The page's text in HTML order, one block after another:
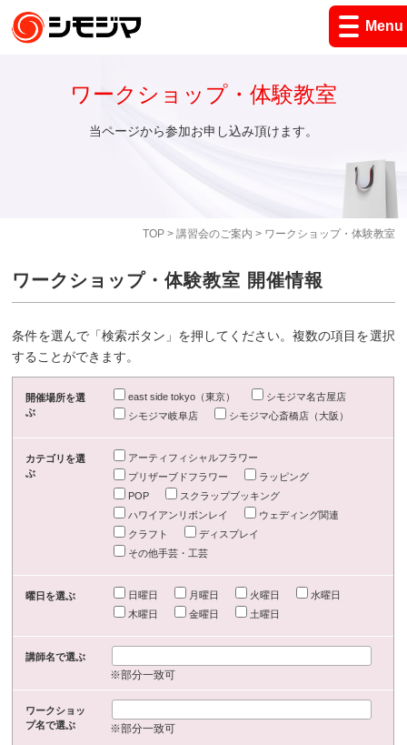
Menu
TOP> 講習会のご案内 > ワークショップ・体験教室
ワークショップ・体験教室
当ページから参加お申し込み頂けます。
ワークショップ・体験教室 開催情報
条件を選んで「検索ボタン」を押してください。複数の項目を選択
することができます。
開催場所を選
ぶ
east side tokyo（東京）
シモジマ名古屋店
シモジマ岐阜店
シモジマ心斎橋店（大阪）
カテゴリを選
ぶ
アーティフィシャルフラワー
プリザーブドフラワー
ラッピング
POP
スクラップブッキング
ハワイアンリボンレイ
ウェディング関連
クラフト
ディスプレイ
その他手芸・工芸
曜日を選ぶ 日曜日 月曜日 火曜日
水曜日
木曜日
金曜日 土曜日
講師名で選ぶ
※部分一致可
ワークショッ
プ名で選ぶ
※部分一致可